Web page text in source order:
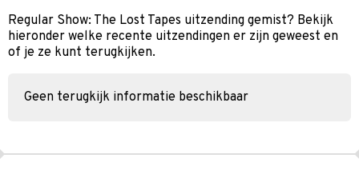
Regular Show: The Lost Tapes uitzending gemist? Bekijk
hieronder welke recente uitzendingen er zijn geweest en
of je ze kunt terugkijken.
Geen terugkijk informatie beschikbaar